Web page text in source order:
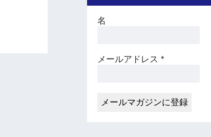
名
メールアドレス*